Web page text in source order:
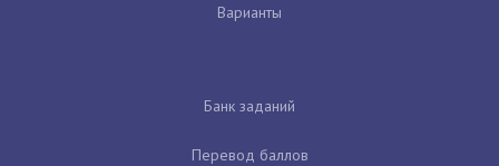
Варианты
Банк заданий
Перевод баллов